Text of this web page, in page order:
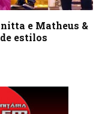
e Matheus &
estilos